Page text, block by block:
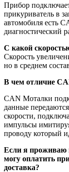
Прибор
прикуриватель в
автомобиля есть
диагностический
С какой
Скорость
но в среднем
В чем отличие
CAN Моталки
данные
скорости,
импульсы
проводу который
Если я проживаю
могу оплатить
доставка?